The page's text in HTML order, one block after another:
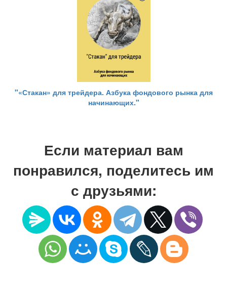
"«Стакан» для трейдера. Азбука фондового рынка для
начинающих."
Если материал вам
понравился, поделитесь им
с друзьями: